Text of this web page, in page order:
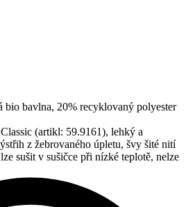
bio bavlna, 20% recyklovaný polyester
(artikl: 59.9161), lehký a
z žebrovaného úpletu, švy šité nití
sušit v sušičce při nízké teplotě, nelze